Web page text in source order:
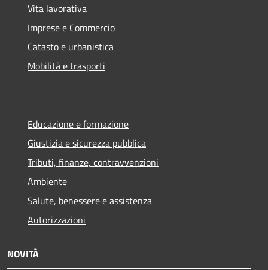
Vita lavorativa
Imprese e Commercio
Catasto e urbanistica
Mobilità e trasporti
Educazione e formazione
Giustizia e sicurezza pubblica
Tributi, finanze, contravvenzioni
Ambiente
Salute, benessere e assistenza
Autorizzazioni
NOVITÀ